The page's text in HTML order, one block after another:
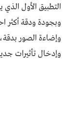
التطبيق الأول
وبجودة ودقة أكثر
وإضاءة الصور
وإدخال تأثيرات